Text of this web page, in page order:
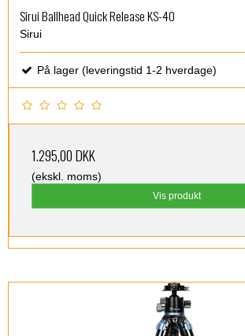
Sirui Ballhead Quick Release KS-40
Sirui
På lager (leveringstid 1-2 hverdage)
1.295,00 DKK
(ekskl. moms)
Vis produkt